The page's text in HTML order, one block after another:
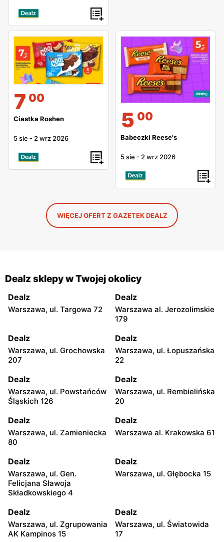
7 00
Ciastka Roshen
5 sie - 2 wrz 2026
5 00
Babeczki Reese's
5 sie - 2 wrz 2026
WIĘCEJ OFERT Z GAZETEK DEALZ
Dealz sklepy w Twojej okolicy
Dealz
Warszawa, ul. Targowa 72
Dealz
Warszawa al. Jerozolimskie
179
Dealz
Warszawa, ul. Grochowska
207
Dealz
Warszawa, ul. Łopuszańska
22
Dealz
Warszawa, ul. Powstańców
Śląskich 126
Dealz
Warszawa, ul. Rembielińska
20
Dealz
Warszawa, ul. Zamieniecka
80
Dealz
Warszawa al. Krakowska 61
Dealz
Warszawa, ul. Gen.
Felicjana Sławoja
Składkowskiego 4
Dealz
Warszawa, ul. Głębocka 15
Dealz
Warszawa, ul. Zgrupowania
AK Kampinos 15
Dealz
Warszawa, ul. Światowida
17